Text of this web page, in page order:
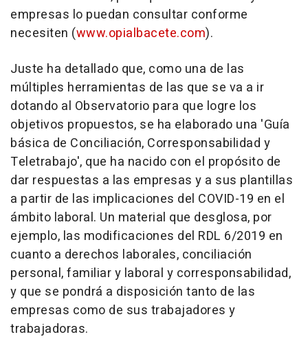
empresas lo puedan consultar conforme
necesiten (www.opialbacete.com).
Juste ha detallado que, como una de las
múltiples herramientas de las que se va a ir
dotando al Observatorio para que logre los
objetivos propuestos, se ha elaborado una 'Guía
básica de Conciliación, Corresponsabilidad y
Teletrabajo', que ha nacido con el propósito de
dar respuestas a las empresas y a sus plantillas
a partir de las implicaciones del COVID-19 en el
ámbito laboral. Un material que desglosa, por
ejemplo, las modificaciones del RDL 6/2019 en
cuanto a derechos laborales, conciliación
personal, familiar y laboral y corresponsabilidad,
y que se pondrá a disposición tanto de las
empresas como de sus trabajadores y
trabajadoras.